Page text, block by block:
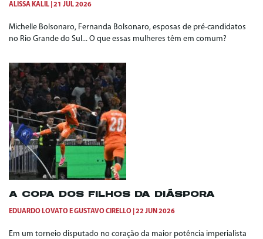
ALISSA KALIL 21 JUL 2026
Michelle Bolsonaro, Fernanda Bolsonaro, esposas de pré-candidatos
no Rio Grande do Sul... O que essas mulheres têm em comum?
A COPA DOS FILHOS DA DIÁSPORA
EDUARDO LOVATO EGUSTAVO CIRELLO 22 JUN 2026
Em um torneio disputado no coração da maior potência imperialista